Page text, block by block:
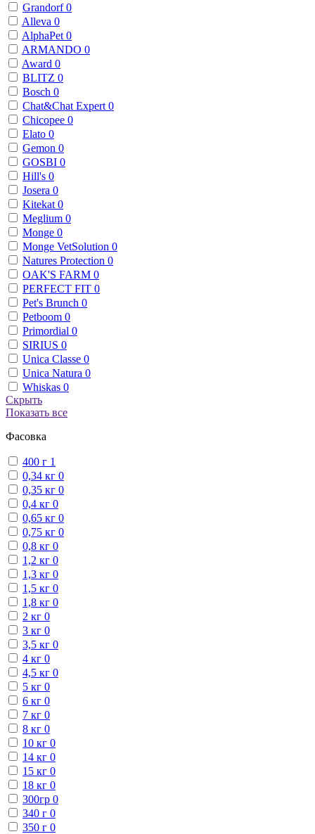
Grandorf0
Alleva 0
AlphaPet 0
ARMANDO 0
Award 0
BLITZ 0
Bosch 0
Chat&Chat Expert 0
Chicopee 0
Elato 0
Gemon 0
GOSBI 0
Hill's 0
Josera 0
Kitekat 0
Meglium 0
Monge 0
Monge VetSolution 0
Natures Protection 0
OAK'S FARM 0
PERFECT FIT 0
Pet's Brunch 0
Petboom 0
Primordial 0
SIRIUS 0
Unica Classe 0
Unica Natura 0
Whiskas 0
Скрыть
Показать все
Фасовка
400 г 1
0,34 кг 0
0,35 кг 0
0,4 кг 0
0,65 кг 0
0,75 кг 0
0,8 кг 0
1,2 кг 0
1,3 кг 0
1,5 кг 0
1,8 кг 0
2 кг 0
3 кг 0
3,5 кг 0
4 кг 0
4,5 кг 0
5 кг 0
6 кг 0
7 кг 0
8 кг 0
10 кг 0
14 кг 0
15 кг 0
18 кг 0
300гр 0
340 г 0
350 г 0